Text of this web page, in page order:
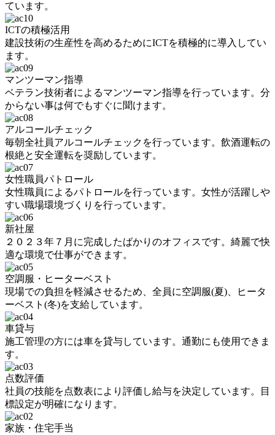
ています。
ICTの積極活用
建設技術の生産性を高めるためにICTを積極的に導入してい
ます。
マンツーマン指導
ベテラン技術者によるマンツーマン指導を行っています。分
からない事は何でもすぐに聞けます。
アルコールチェック
毎朝全社員アルコールチェックを行っています。飲酒運転の
根絶と安全運転を奨励しています。
女性職員パトロール
女性職員によるパトロールを行っています。女性が活躍しや
すい職場環境づくりを行っています。
新社屋
２０２３年７月に完成したばかりのオフィスです。綺麗で快
適な環境で仕事ができます。
空調服・ヒーターベスト
現場での負担を軽減させるため、全員に空調服(夏)、ヒータ
ーベスト(冬)を支給しています。
車貸与
施工管理の方には車を貸与しています。通勤にも使用できま
す。
点数評価
社員の技能を点数表により評価し給与を決定しています。目
標設定が明確になります。
家族・住宅手当